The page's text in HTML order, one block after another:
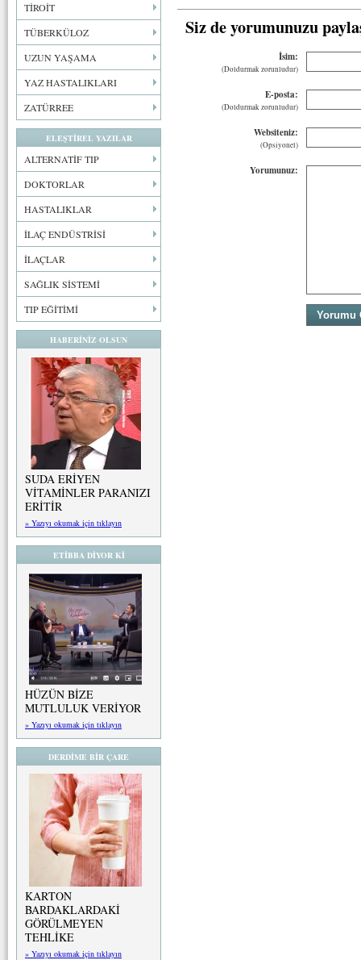
TİROİT
TÜBERKÜLOZ
UZUN YAŞAMA
YAZ HASTALIKLARI
ZATÜRREE
ELEŞTİREL YAZILAR
ALTERNATİF TIP
DOKTORLAR
HASTALIKLAR
İLAÇ ENDÜSTRİSİ
İLAÇLAR
SAĞLIK SİSTEMİ
TIP EĞİTİMİ
HABERİNİZ OLSUN
SUDA ERİYEN
VİTAMİNLER PARANIZI
ERİTİR
» Yazıyı okumak için tıklayın
ETİBBA DİYOR Kİ
HÜZÜN BİZE
MUTLULUK VERİYOR
» Yazıyı okumak için tıklayın
DERDİME BİR ÇARE
KARTON
BARDAKLARDAKİ
GÖRÜLMEYEN
TEHLİKE
» Yazıyı okumak için tıklayın
Siz de yorumunuzu
İsim:
(Doldurmak zorunludur)
E-posta:
(Doldurmak zorunludur)
Websiteniz:
(Opsiyonel)
Yorumunuz: